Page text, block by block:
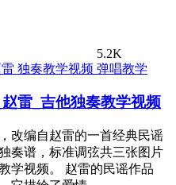
5.2K
弹唱教学
雷_吉他独奏教学视频
改编自赵雷的一首经典民谣
奏谱，标准调弦共三张图片
学视频。 赵雷的民谣作品